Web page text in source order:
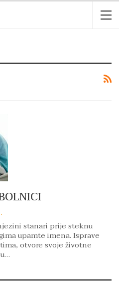
stanari prije steknu
upamte imena. Isprave
otvore svoje životne